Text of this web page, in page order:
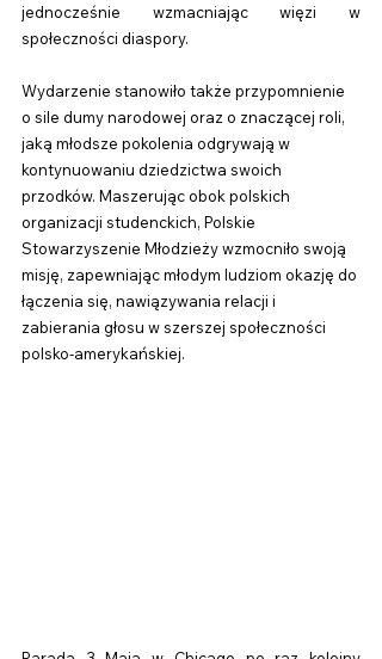
jednocześnie wzmacniając więzi w
społeczności diaspory.
Wydarzenie stanowiło także przypomnienie
o sile dumy narodowej oraz o znaczącej roli,
jaką młodsze pokolenia odgrywają w
kontynuowaniu dziedzictwa swoich
przodków. Maszerując obok polskich
organizacji studenckich, Polskie
Stowarzyszenie Młodzieży wzmocniło swoją
misję, zapewniając młodym ludziom okazję do
łączenia się, nawiązywania relacji i
zabierania głosu w szerszej społeczności
polsko-amerykańskiej.